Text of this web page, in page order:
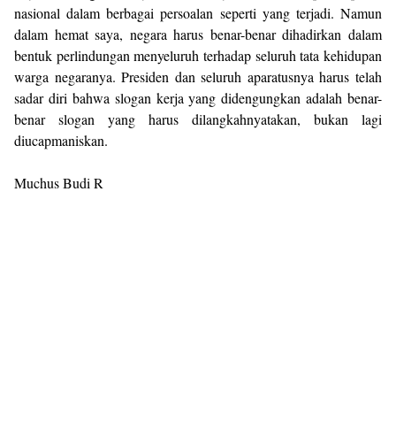
nasional dalam berbagai persoalan seperti yang terjadi. Namun
dalam hemat saya, negara harus benar-benar dihadirkan dalam
bentuk perlindungan menyeluruh terhadap seluruh tata kehidupan
warga negaranya. Presiden dan seluruh aparatusnya harus telah
sadar diri bahwa slogan kerja yang didengungkan adalah benar-
benar slogan yang harus dilangkahnyatakan, bukan lagi
diucapmaniskan.
Muchus Budi R